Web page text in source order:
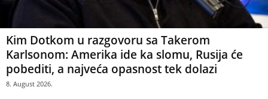
Kim Dotkom u razgovoru sa Takerom
Karlsonom: Amerika ide ka slomu, Rusija će
pobediti, a najveća opasnost tek dolazi
8. August 2026.